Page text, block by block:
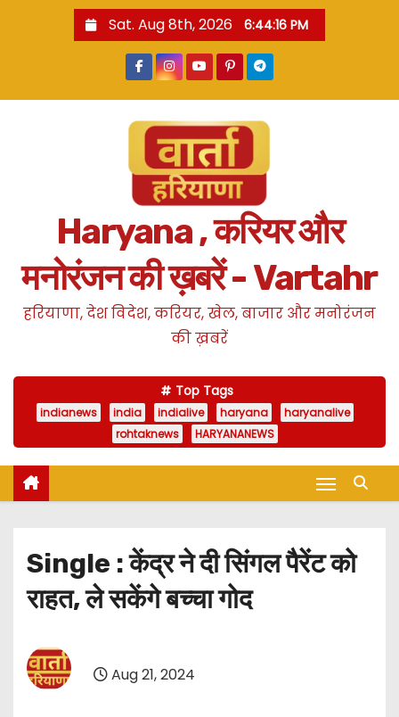
Sat. Aug 8th, 2026 6:44:17 PM
Haryana , करियर और
मनोरंजन की ख़बरें - Vartahr
हरियाणा, देश विदेश, करियर, खेल, बाजार और मनोरंजन
की ख़बरें
Top Tags
indianews india indialive haryana
haryanalive
rohtaknews
HARYANANEWS
Single : केंद्र ने दी सिंगल पैरेंट को
राहत, ले सकेंगे बच्चा गोद
Aug 21, 2024